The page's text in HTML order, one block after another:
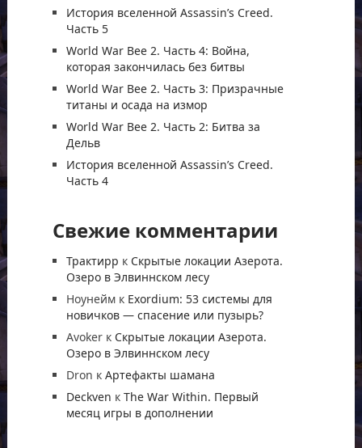
История вселенной Assassin’s Creed.
Часть 5
World War Bee 2. Часть 4: Война,
которая закончилась без битвы
World War Bee 2. Часть 3: Призрачные
титаны и осада на измор
World War Bee 2. Часть 2: Битва за
Дельв
История вселенной Assassin’s Creed.
Часть 4
Свежие комментарии
Трактирр к Скрытые локации Азерота.
Озеро в Элвиннском лесу
Ноунейм к Exordium: 53 системы для
новичков — спасение или пузырь?
Avoker к Скрытые локации Азерота.
Озеро в Элвиннском лесу
Dron кАртефакты шамана
Deckven кThe War Within. Первый
месяц игры в дополнении